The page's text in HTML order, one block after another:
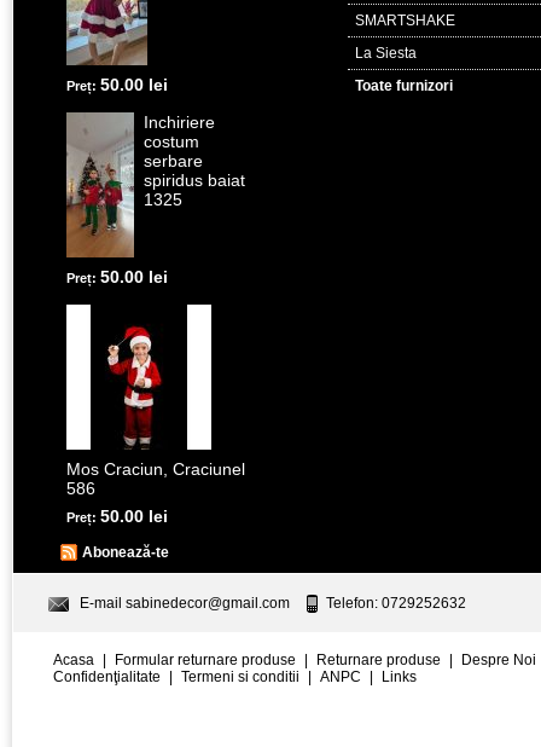
Preț: 50.00 lei
Inchiriere
costum
serbare
spiridus baiat
1325
Preț: 50.00 lei
Mos Craciun, Craciunel
586
Preț: 50.00 lei
Abonează-te
SMARTSHAKE
La Siesta
Toate furnizori
E-mail sabinedecor@gmail.com Telefon: 0729252632
Acasa Formular returnare produse Returnare produse
Despre Noi
Confidenţialitate
Termeni si conditii ANPC Links